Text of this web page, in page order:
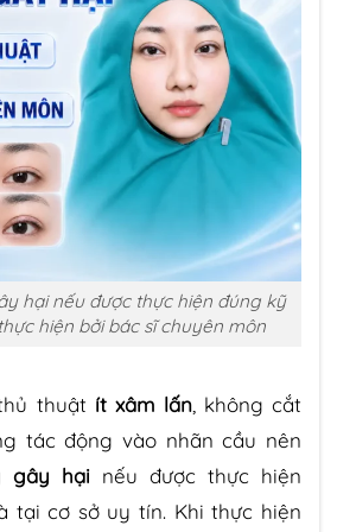
hại nếu được thực hiện đúng kỹ
hiện bởi bác sĩ chuyên môn
thuật ít xâm lấn, không cắt
tác động vào nhãn cầu nên
gây hại nếu được thực hiện
tại cơ sở uy tín. Khi thực hiện